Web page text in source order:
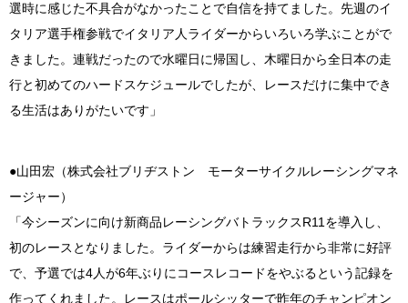
選時に感じた不具合がなかったことで自信を持てました。先週のイ
タリア選手権参戦でイタリア人ライダーからいろいろ学ぶことがで
きました。連戦だったので水曜日に帰国し、木曜日から全日本の走
行と初めてのハードスケジュールでしたが、レースだけに集中でき
る生活はありがたいです」
●山田宏（株式会社ブリヂストン モーターサイクルレーシングマネ
ージャー）
「今シーズンに向け新商品レーシングバトラックスR11を導入し、
初のレースとなりました。ライダーからは練習走行から非常に好評
で、予選では4人が6年ぶりにコースレコードをやぶるという記録を
作ってくれました。レースはポールシッターで昨年のチャンピオン